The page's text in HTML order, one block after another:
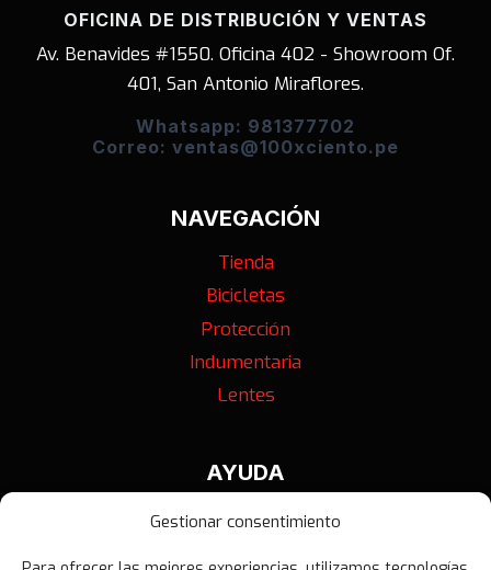
Gestionar consentimiento
OFICINA DE DISTRIBUCIÓN Y VENTAS
Av. Benavides #1550. Oficina 402 - Showroom Of.
401, San Antonio Miraflores.
Whatsapp: 981377702
Correo: ventas@100xciento.pe
NAVEGACIÓN
Tienda
Bicicletas
Protección
Indumentaria
Lentes
AYUDA
Contáctanos